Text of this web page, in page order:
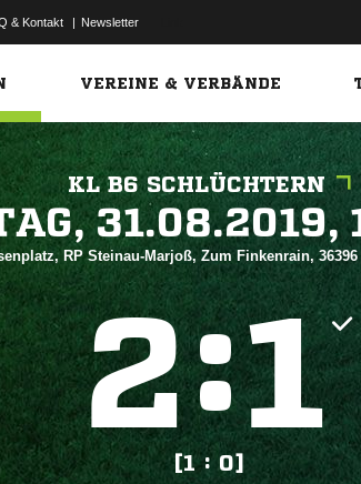
& Kontakt | Newsletter
VEREINE & VERBÄNDE
KL B6 SCHLÜCHTERN

RP Steinau-Marjoß, Zum Finkenrain,
:
[1 : 0]